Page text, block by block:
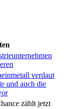
verdaut
und auch die
zählt jetzt